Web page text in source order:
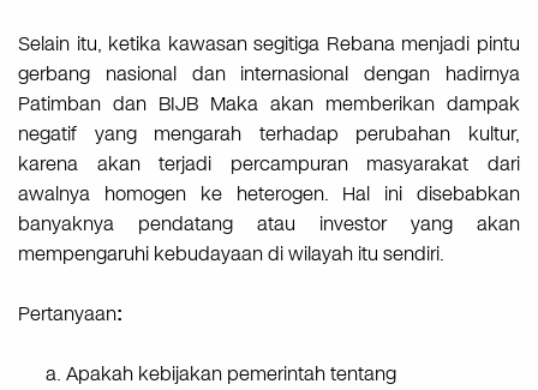
Selain itu, ketika kawasan segitiga Rebana menjadi pintu
gerbang nasional dan internasional dengan hadirnya
Patimban dan BIJB Maka akan memberikan dampak
negatif yang mengarah terhadap perubahan kultur,
karena akan terjadi percampuran masyarakat dari
awalnya homogen ke heterogen. Hal ini disebabkan
banyaknya pendatang atau investor yang akan
mempengaruhi kebudayaan di wilayah itu sendiri.
Pertanyaan:
Apakah kebijakan pemerintah tentang